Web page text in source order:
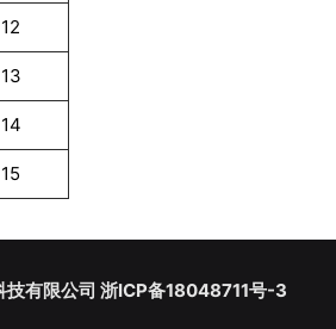
12
13
14
15
有限公司 浙ICP备18048711号-3